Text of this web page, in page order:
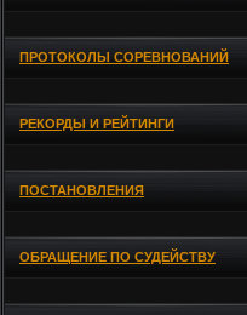
ПРОТОКОЛЫ СОРЕВНОВАНИЙ
РЕКОРДЫ И РЕЙТИНГИ
ПОСТАНОВЛЕНИЯ
ОБРАЩЕНИЕ ПО СУДЕЙСТВУ